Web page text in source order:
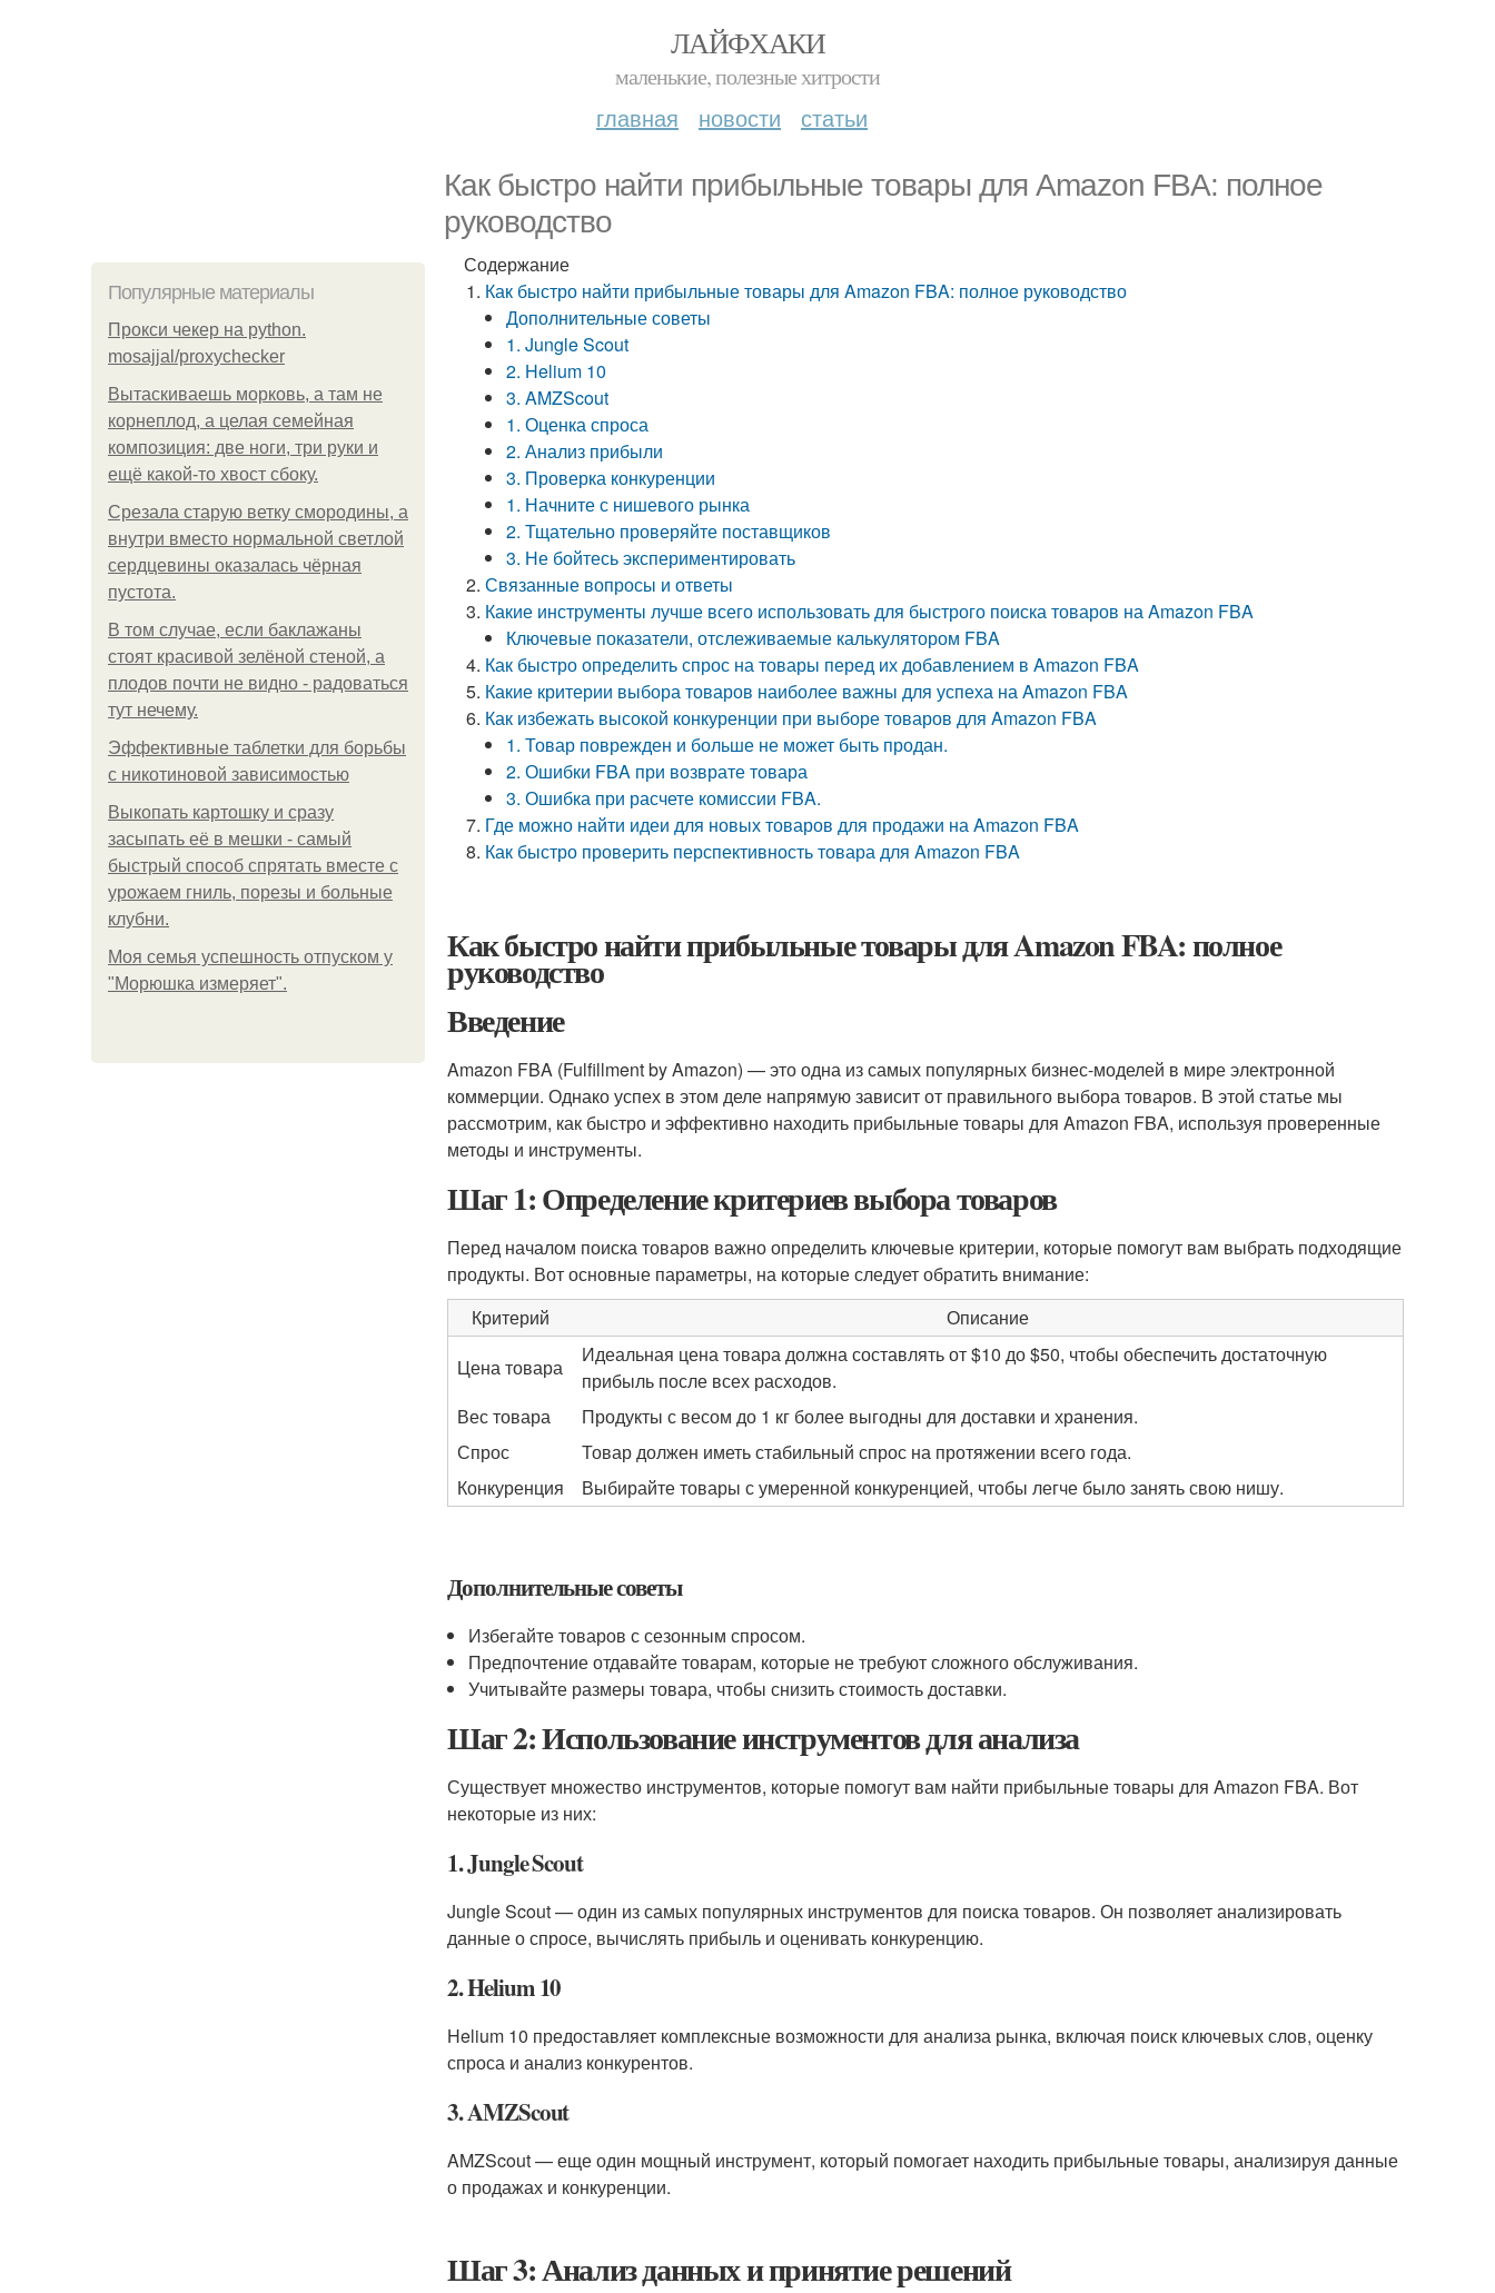
ЛАЙФХАКИ
маленькие, полезные хитрости
главная новости статьи
Как быстро найти прибыльные товары для Amazon FBA: полное
руководство
Популярные материалы
Прокси чекер на python.
mosajjal/proxychecker
Вытаскиваешь морковь, а там не
корнеплод, а целая семейная
композиция: две ноги, три руки и
ещё какой-то хвост сбоку.
Срезала старую ветку смородины, а
внутри вместо нормальной светлой
сердцевины оказалась чёрная
пустота.
В том случае, если баклажаны
стоят красивой зелёной стеной, а
плодов почти не видно - радоваться
тут нечему.
Эффективные таблетки для борьбы
с никотиновой зависимостью
Выкопать картошку и сразу
засыпать её в мешки - самый
быстрый способ спрятать вместе с
урожаем гниль, порезы и больные
клубни.
Моя семья успешность отпуском у
"Морюшка измеряет".
Содержание
Как быстро найти прибыльные товары для Amazon FBA: полное руководство
Дополнительные советы
1. Jungle Scout
2. Helium 10
3. AMZScout
1. Оценка спроса
2. Анализ прибыли
3. Проверка конкуренции
1. Начните с нишевого рынка
2. Тщательно проверяйте поставщиков
3. Не бойтесь экспериментировать
Связанные вопросы и ответы
Какие инструменты лучше всего использовать для быстрого поиска товаров на Amazon FBA
Ключевые показатели, отслеживаемые калькулятором FBA
Как быстро определить спрос на товары перед их добавлением в Amazon FBA
Какие критерии выбора товаров наиболее важны для успеха на Amazon FBA
Как избежать высокой конкуренции при выборе товаров для Amazon FBA
1. Товар поврежден и больше не может быть продан.
2. Ошибки FBA при возврате товара
3. Ошибка при расчете комиссии FBA.
Где можно найти идеи для новых товаров для продажи на Amazon FBA
Как быстро проверить перспективность товара для Amazon FBA
Как быстро найти прибыльные товары для Amazon FBA: полное
руководство
Введение
Amazon FBA (Fulfillment by Amazon) — это одна из самых популярных бизнес-моделей в мире электронной
коммерции. Однако успех в этом деле напрямую зависит от правильного выбора товаров. В этой статье мы
рассмотрим, как быстро и эффективно находить прибыльные товары для Amazon FBA, используя проверенные
методы и инструменты.
Шаг 1: Определение критериев выбора товаров
Перед началом поиска товаров важно определить ключевые критерии, которые помогут вам выбрать подходящие
продукты. Вот основные параметры, на которые следует обратить внимание:
Критерий
Описание
Цена товара
Идеальная цена товара должна составлять от $10 до $50, чтобы обеспечить достаточную
прибыль после всех расходов.
Вес товара
Продукты с весом до 1 кг более выгодны для доставки и хранения.
Спрос
Товар должен иметь стабильный спрос на протяжении всего года.
Конкуренция
Выбирайте товары с умеренной конкуренцией, чтобы легче было занять свою нишу.
Дополнительные советы
Избегайте товаров с сезонным спросом.
Предпочтение отдавайте товарам, которые не требуют сложного обслуживания.
Учитывайте размеры товара, чтобы снизить стоимость доставки.
Шаг 2: Использование инструментов для анализа
Существует множество инструментов, которые помогут вам найти прибыльные товары для Amazon FBA. Вот
некоторые из них:
1. Jungle Scout
Jungle Scout — один из самых популярных инструментов для поиска товаров. Он позволяет анализировать
данные о спросе, вычислять прибыль и оценивать конкуренцию.
2. Helium 10
Helium 10 предоставляет комплексные возможности для анализа рынка, включая поиск ключевых слов, оценку
спроса и анализ конкурентов.
3. AMZScout
AMZScout — еще один мощный инструмент, который помогает находить прибыльные товары, анализируя данные
о продажах и конкуренции.
Шаг 3: Анализ данных и принятие решений